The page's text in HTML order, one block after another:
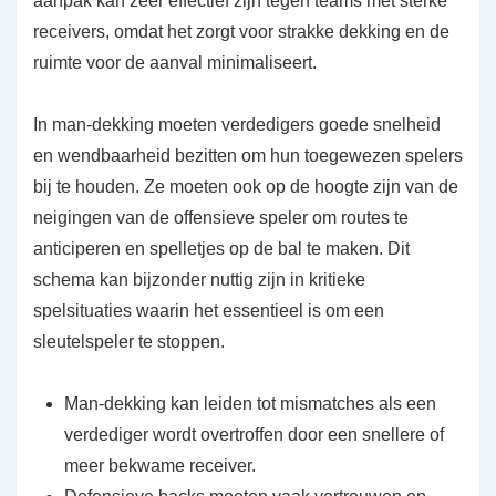
receivers, omdat het zorgt voor strakke dekking en de
ruimte voor de aanval minimaliseert.
In man-dekking moeten verdedigers goede snelheid
en wendbaarheid bezitten om hun toegewezen spelers
bij te houden. Ze moeten ook op de hoogte zijn van de
neigingen van de offensieve speler om routes te
anticiperen en spelletjes op de bal te maken. Dit
schema kan bijzonder nuttig zijn in kritieke
spelsituaties waarin het essentieel is om een
sleutelspeler te stoppen.
Man-dekking kan leiden tot mismatches als een
verdediger wordt overtroffen door een snellere of
meer bekwame receiver.